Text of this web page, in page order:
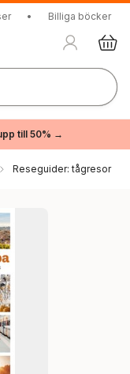
• Billiga böcker
till 50% →
Reseguider: tågresor